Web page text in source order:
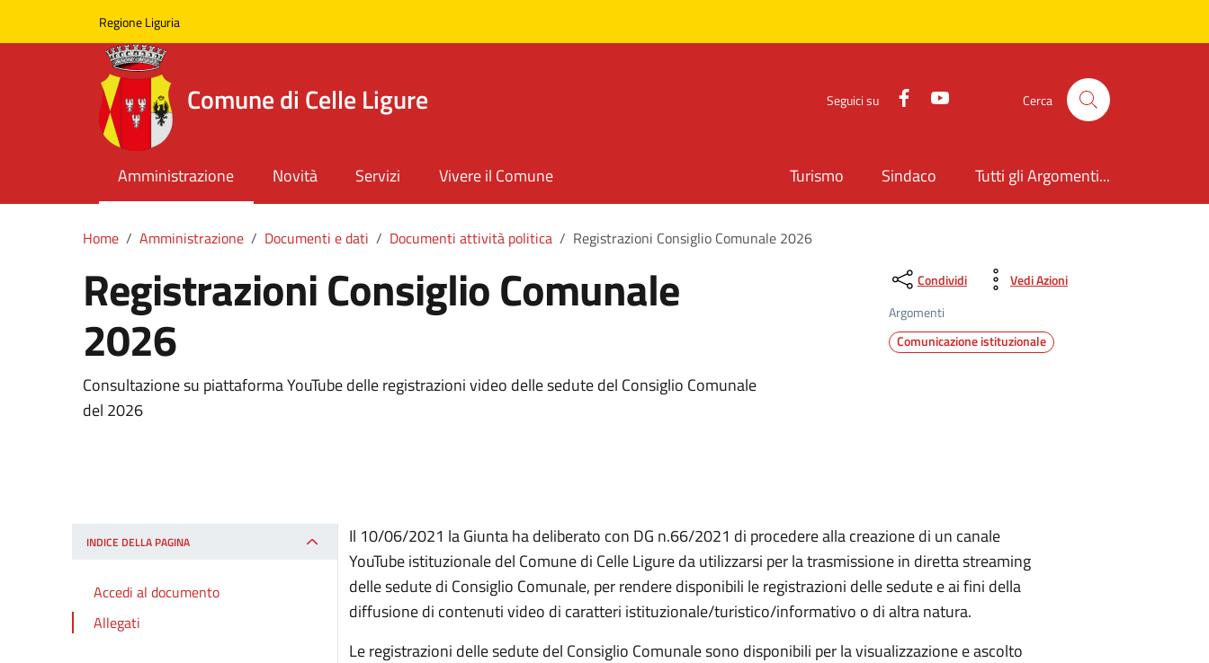
Regione Liguria
Comune di Celle Ligure Seguici su Facebook Cerca
Amministrazione Novità Servizi Vivere il Comune Turismo Sindaco Tutti gli Argomenti...
Home Amministrazione Documenti e dati Documenti attività politica Registrazioni Consiglio Comunale 2026
Registrazioni Consiglio Comunale
2026
Consultazione su piattaforma YouTube delle registrazioni video delle sedute del Consiglio Comunale
del 2026
Condividi
Vedi Azioni
Argomenti
Comunicazione istituzionale
INDICE DELLA PAGINA
Accedi al documento
Allegati
Il 10/06/2021 la Giunta ha deliberato con DG n.66/2021 di procedere alla creazione di un canale
YouTube istituzionale del Comune di Celle Ligure da utilizzarsi per la trasmissione in diretta streaming
delle sedute di Consiglio Comunale, per rendere disponibili le registrazioni delle sedute e ai fini della
diffusione di contenuti video di caratteri istituzionale/turistico/informativo o di altra natura.
Le registrazioni delle sedute del Consiglio Comunale sono disponibili per la visualizzazione e ascolto